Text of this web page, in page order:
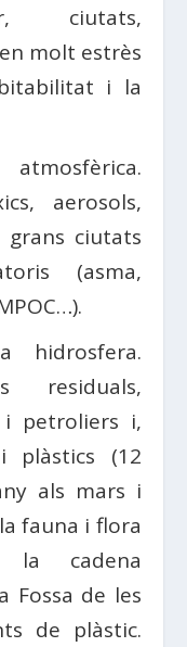
ciutats,
molt estrès
i la
aerosols,
ciutats
(asma,
hidrosfera.
residuals,
i petroliers i,
plàstics (12
als mars i
fauna i flora
cadena
Fossa de les
de plàstic.